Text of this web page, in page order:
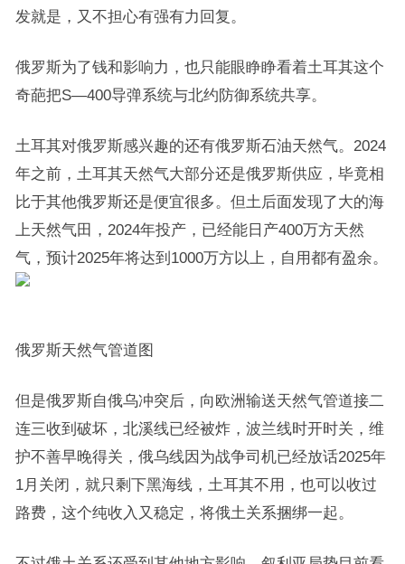
发就是，又不担心有强有力回复。
俄罗斯为了钱和影响力，也只能眼睁睁看着土耳其这个
奇葩把S—400导弹系统与北约防御系统共享。
土耳其对俄罗斯感兴趣的还有俄罗斯石油天然气。2024
年之前，土耳其天然气大部分还是俄罗斯供应，毕竟相
比于其他俄罗斯还是便宜很多。但土后面发现了大的海
上天然气田，2024年投产，已经能日产400万方天然
气，预计2025年将达到1000万方以上，自用都有盈余。
俄罗斯天然气管道图
但是俄罗斯自俄乌冲突后，向欧洲输送天然气管道接二
连三收到破坏，北溪线已经被炸，波兰线时开时关，维
护不善早晚得关，俄乌线因为战争司机已经放话2025年
1月关闭，就只剩下黑海线，土耳其不用，也可以收过
路费，这个纯收入又稳定，将俄土关系捆绑一起。